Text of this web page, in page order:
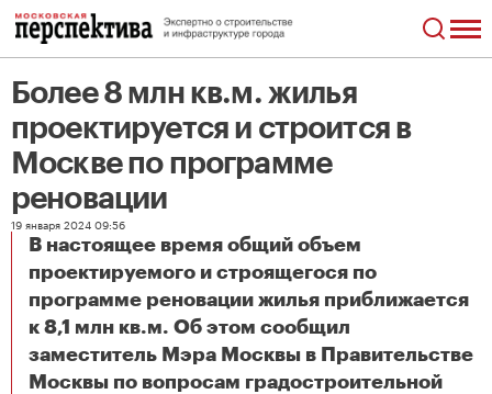
Более 8 млн кв.м. жилья
проектируется и строится в
Москве по программе
реновации
19 января 2024 09:56
В настоящее время общий объем
проектируемого и строящегося по
программе реновации жилья приближается
к 8,1 млн кв.м. Об этом сообщил
заместитель Мэра Москвы в Правительстве
Москвы по вопросам градостроительной